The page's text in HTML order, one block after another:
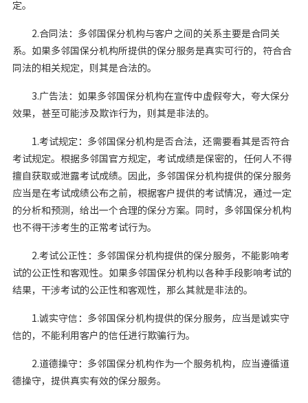
定。
2.合同法：多邻国保分机构与客户之间的关系主要是合同关
系。如果多邻国保分机构所提供的保分服务是真实可行的，符合合
同法的相关规定，则其是合法的。
3.广告法：如果多邻国保分机构在宣传中虚假夸大，夸大保分
效果，甚至可能涉及欺诈行为，则其是非法的。
1.考试规定：多邻国保分机构是否合法，还需要看其是否符合
考试规定。根据多邻国官方规定，考试成绩是保密的，任何人不得
擅自获取或泄露考试成绩。因此，多邻国保分机构提供的保分服务
应当是在考试成绩公布之前，根据客户提供的考试情况，通过一定
的分析和预测，给出一个合理的保分方案。同时，多邻国保分机构
也不得干涉考生的正常考试行为。
2.考试公正性：多邻国保分机构提供的保分服务，不能影响考
试的公正性和客观性。如果多邻国保分机构以各种手段影响考试的
结果，干涉考试的公正性和客观性，那么其就是非法的。
1.诚实守信：多邻国保分机构提供的保分服务，应当是诚实守
信的，不能利用客户的信任进行欺骗行为。
2.道德操守：多邻国保分机构作为一个服务机构，应当遵循道
德操守，提供真实有效的保分服务。